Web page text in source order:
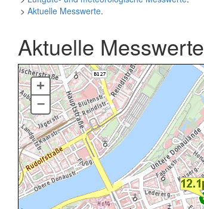
> Aktuelle Messwerte.
Aktuelle Messwerte
+
–